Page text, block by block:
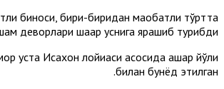
биноси, бири-биридан маҳобатли тўртта
деворлари шаҳар ҳуснига ярашиб турибди.
Исахон лойиҳаси асосида ҳашар йўли
билан бунёд этилган.